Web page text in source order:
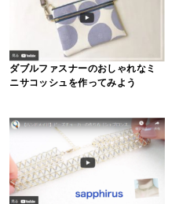
ダブルファスナーのおしゃれなミ
ニサコッシュを作ってみよう